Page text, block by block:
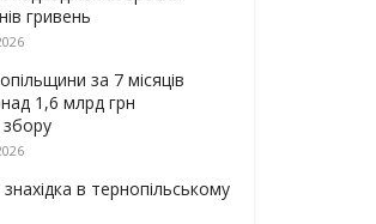
гривень
за 7 місяців
1,6 млрд грн
збору
в тернопільському